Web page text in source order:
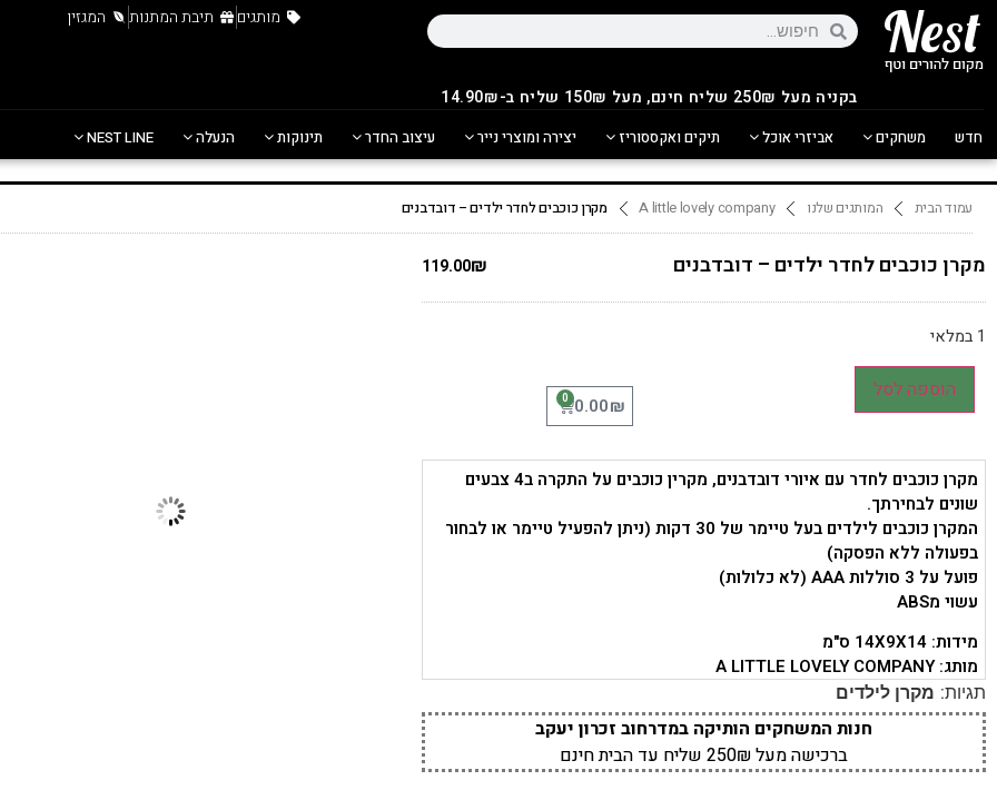
בקניה מעל 250 ₪ שליח חינם, מעל 150₪ שליח ב-14.90₪
מותגים תיבת המתנות המגזין
חדש משחקים אביזרי אוכל תיקים ואקססוריז יצירה ומוצרי נייר עיצוב החדר תינוקות הנעלה NEST LINE
עמוד הבית המותגים שלנו A little lovely company מקרן כוכבים לחדר ילדים – דובדבנים
מקרן כוכבים לחדר ילדים – דובדבנים 119.00₪
1 במלאי
הוספה לסל
0.00₪
0
מקרן כוכבים לחדר עם איורי דובדבנים, מקרין כוכבים על התקרה ב4 צבעים
שונים לבחירתך.
המקרן כוכבים לילדים בעל טיימר של 30 דקות (ניתן להפעיל טיימר או לבחור
בפעולה ללא הפסקה)
פועל על 3 סוללות AAA (לא כלולות)
עשוי מABS
מידות: 14X9X14 ס"מ
מותג: A LITTLE LOVELY COMPANY
תגיות: מקרן לילדים
חנות המשחקים הותיקה במדרחוב זכרון יעקב
ברכישה מעל 250₪ שליח עד הבית חינם